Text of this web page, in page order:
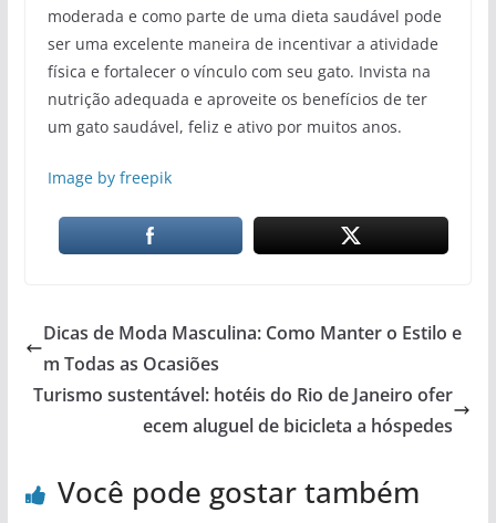
moderada e como parte de uma dieta saudável pode
ser uma excelente maneira de incentivar a atividade
física e fortalecer o vínculo com seu gato. Invista na
nutrição adequada e aproveite os benefícios de ter
um gato saudável, feliz e ativo por muitos anos.
Image by freepik
Dicas de Moda Masculina: Como Manter o Estilo e
m Todas as Ocasiões
Turismo sustentável: hotéis do Rio de Janeiro ofer
ecem aluguel de bicicleta a hóspedes
Você pode gostar também